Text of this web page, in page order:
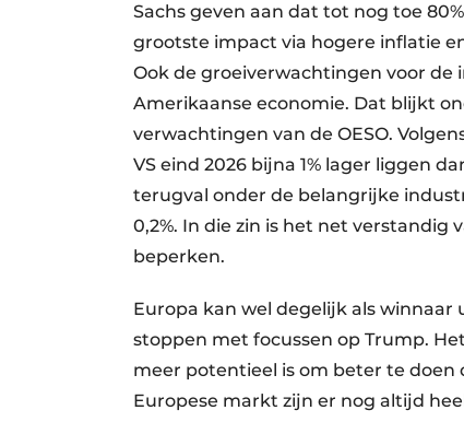
Sachs geven aan dat tot nog toe
grootste impact via hogere inflatie
Ook de groeiverwachtingen voor
Amerikaanse economie. Dat blijkt
verwachtingen van de OESO.
VS eind 2026 bijna 1% lager liggen
terugval onder de belangrijke
0,2%. In die zin is het net
beperken.
Europa kan wel degelijk als
stoppen met focussen op Trump.
meer potentieel is om beter te doen
Europese markt zijn er nog altijd